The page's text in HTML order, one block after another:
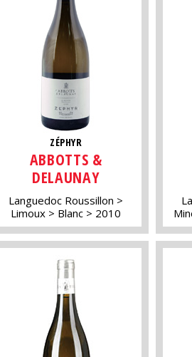
ZÉPHYR
ABBOTTS &
DELAUNAY
Languedoc Roussillon
Limoux
Blanc 2010